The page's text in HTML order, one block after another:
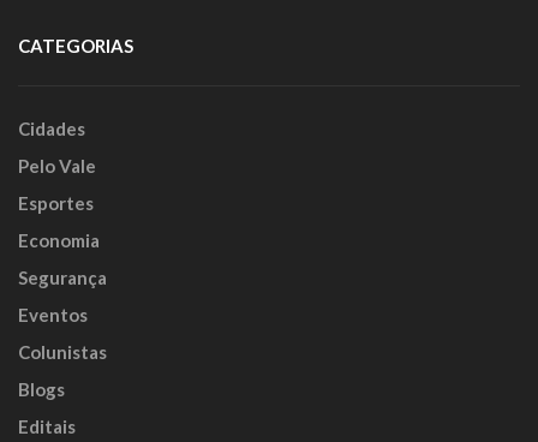
CATEGORIAS
Cidades
Pelo Vale
Esportes
Economia
Segurança
Eventos
Colunistas
Blogs
Editais